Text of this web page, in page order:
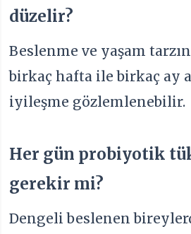
düzelir?
Beslenme ve yaşam
birkaç hafta ile birkaç ay
iyileşme gözlemlenebilir.
Her gün probiyotik
gerekir mi?
Dengeli beslenen